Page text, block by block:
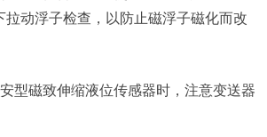
拉动浮子检查，以防止磁浮子磁化而改
磁致伸缩液位传感器时，注意变送器